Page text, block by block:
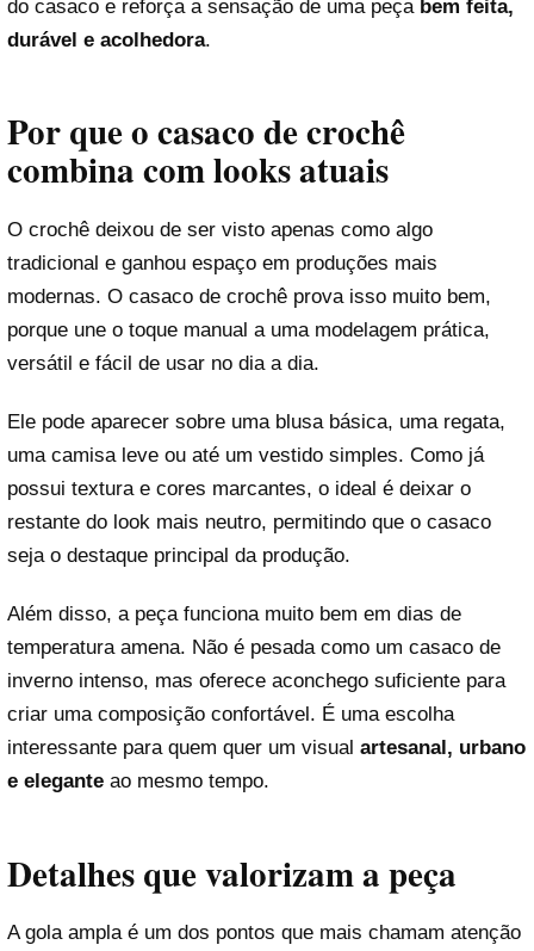
do casaco e reforça a sensação de uma peça bem feita,
durável e acolhedora.
Por que o casaco de crochê
combina com looks atuais
O crochê deixou de ser visto apenas como algo
tradicional e ganhou espaço em produções mais
modernas. O casaco de crochê prova isso muito bem,
porque une o toque manual a uma modelagem prática,
versátil e fácil de usar no dia a dia.
Ele pode aparecer sobre uma blusa básica, uma regata,
uma camisa leve ou até um vestido simples. Como já
possui textura e cores marcantes, o ideal é deixar o
restante do look mais neutro, permitindo que o casaco
seja o destaque principal da produção.
Além disso, a peça funciona muito bem em dias de
temperatura amena. Não é pesada como um casaco de
inverno intenso, mas oferece aconchego suficiente para
criar uma composição confortável. É uma escolha
interessante para quem quer um visual artesanal, urbano
e elegante ao mesmo tempo.
Detalhes que valorizam a peça
A gola ampla é um dos pontos que mais chamam atenção